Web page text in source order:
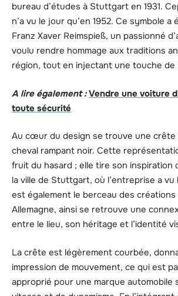
bureau d’études à Stuttgart en 1931.
n’a vu le jour qu’en 1952. Ce symbole
Franz Xaver Reimspieß, un passionné
voulu rendre hommage aux traditions
région, tout en injectant une touche de
A lire également : Vendre une voiture
toute sécurité
Au cœur du design se trouve une crête
cheval rampant noir. Cette
fruit du hasard ; elle tire son inspiration
la ville de Stuttgart, où l’entreprise a
est également le berceau des créations
Allemagne, ainsi se retrouve une
entre le lieu, son héritage et l’identité
La crête est légèrement courbée,
impression de mouvement, ce qui est
approprié pour une marque automobile